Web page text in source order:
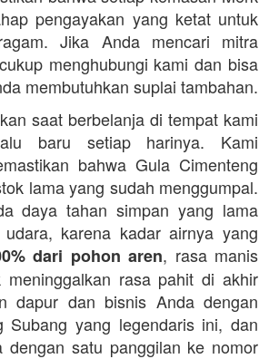
pengayakan yang ketat untuk
Jika Anda mencari mitra
menghubungi kami dan bisa
membutuhkan suplai tambahan.
saat berbelanja di tempat kami
baru setiap harinya. Kami
bahwa Gula Cimenteng
lama yang sudah menggumpal.
daya tahan simpan yang lama
karena kadar airnya yang
dari pohon aren, rasa manis
rasa pahit di akhir
dapur dan bisnis Anda dengan
yang legendaris ini, dan
dengan satu panggilan ke nomor